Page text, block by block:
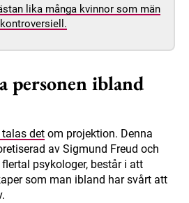
lika många kvinnor som män
personen ibland
det om projektion. Denna
av Sigmund Freud och
psykologer, består i att
som man ibland har svårt att